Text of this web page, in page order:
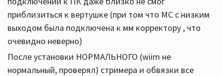
приблизиться к вертушке (при том что МС с низким
выходом была подключена к мм корректору , что
очевидно неверно)
После установки НОРМАЛЬНОГО (wiim не
нормальный, проверял) стримера и обвязки все